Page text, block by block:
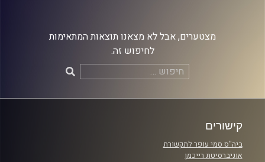
מצטערים, אבל לא מצאנו תוצאות המתאימות
לחיפוש זה.
חיפוש:
קישורים
ביה"ס סמי עופר לתקשורת
אוניברסיטת רייכמן